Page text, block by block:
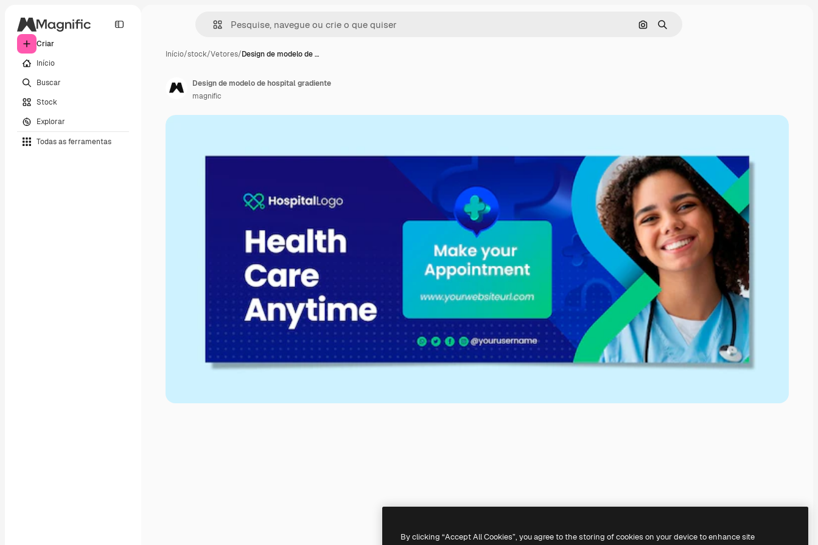
Criar
Início
Buscar
Stock
Explorar
Todas as ferramentas
Pesquisar por imagem
Buscar
Início/stock/Vetores/Design de modelo de …
Design de modelo de hospital gradiente
magnific
By clicking “Accept All Cookies”, you agree to the storing of cookies on your device to enhance site